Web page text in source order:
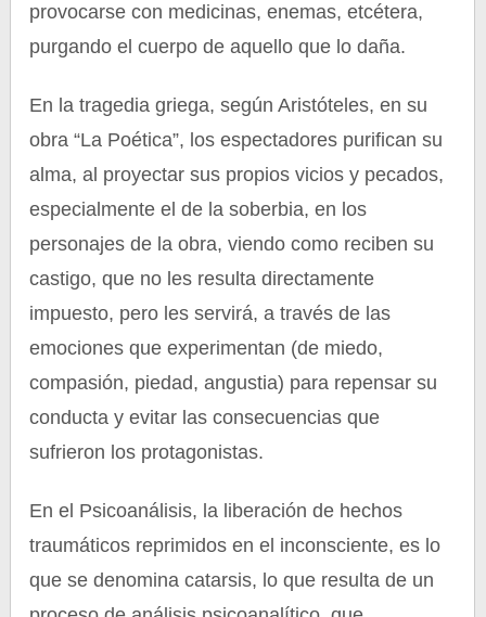
provocarse con medicinas, enemas, etcétera,
purgando el cuerpo de aquello que lo daña.
En la tragedia griega, según Aristóteles, en su
obra “La Poética”, los espectadores purifican su
alma, al proyectar sus propios vicios y pecados,
especialmente el de la soberbia, en los
personajes de la obra, viendo como reciben su
castigo, que no les resulta directamente
impuesto, pero les servirá, a través de las
emociones que experimentan (de miedo,
compasión, piedad, angustia) para repensar su
conducta y evitar las consecuencias que
sufrieron los protagonistas.
En el Psicoanálisis, la liberación de hechos
traumáticos reprimidos en el inconsciente, es lo
que se denomina catarsis, lo que resulta de un